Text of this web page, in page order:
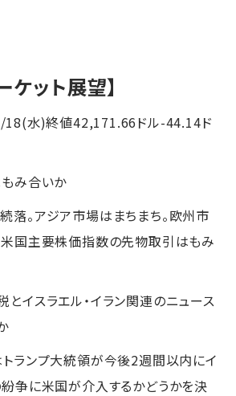
ケット展望】
18(水)終値42,171.66ドル-44.14ド
み合いか
。アジア市場はまちまち。欧州市
米国主要株価指数の先物取引はもみ
イスラエル・イラン関連のニュース
ランプ大統領が今後2週間以内にイ
争に米国が介入するかどうかを決